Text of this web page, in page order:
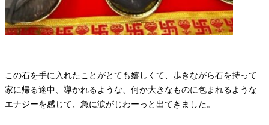
この石を手に入れたことがとても嬉しくて、歩きながら石を持って
家に帰る途中、導かれるような、何か大きなものに包まれるような
エナジーを感じて、急に涙がじわーっと出てきました。